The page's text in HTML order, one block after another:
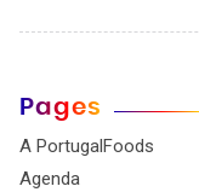
Pages
A PortugalFoods
Agenda